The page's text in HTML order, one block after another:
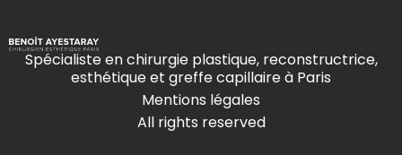
Spécialiste en chirurgie plastique, reconstructrice,
esthétique et greffe capillaire à Paris
Mentions légales
All rights reserved